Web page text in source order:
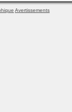
Avertissements